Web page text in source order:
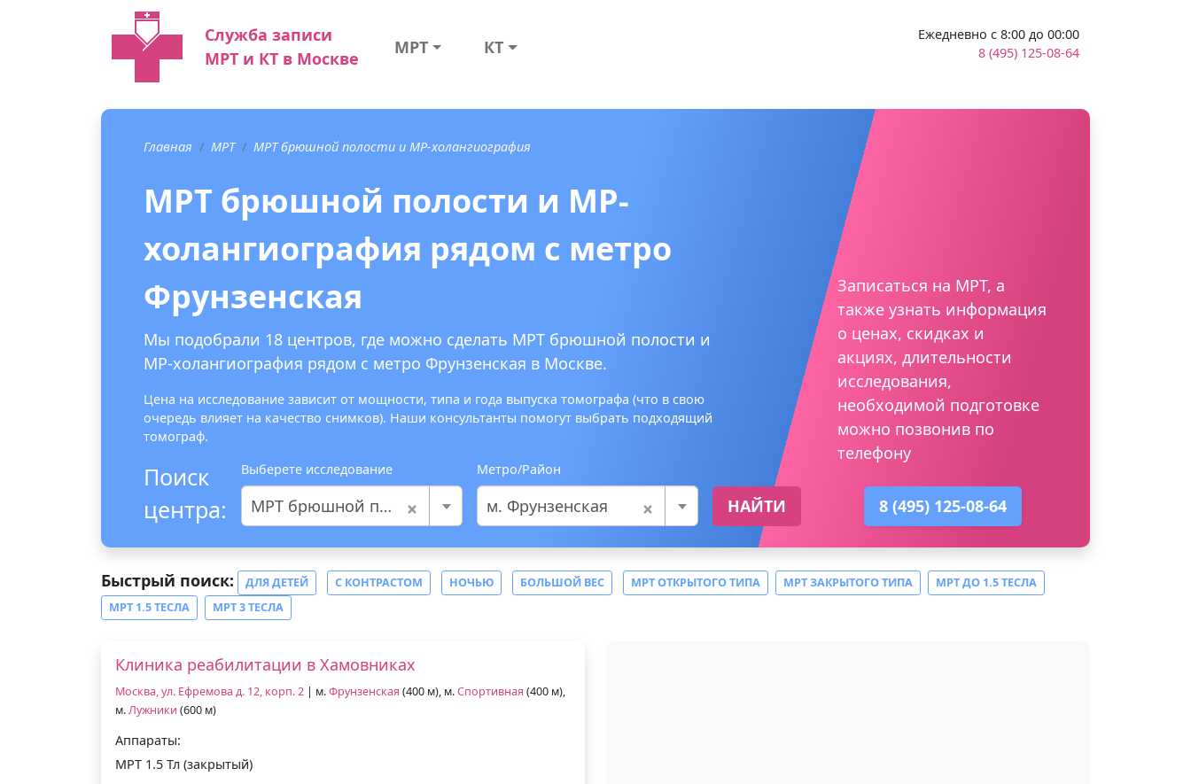
Служба записи
МРТ и КТ в Москве
МРТ КТ
Ежедневно с 8:00 до 00:00
8 (495) 125-08-64
Главная МРТ МРТ брюшной полости и МР-холангиография
МРТ брюшной полости и МР-
холангиография рядом с метро
Фрунзенская
Мы подобрали 18 центров, где можно сделать МРТ брюшной полости и
МР-холангиография рядом с метро Фрунзенская в Москве.
Цена на исследование зависит от мощности, типа и года выпуска томографа (что в свою
очередь влияет на качество снимков). Наши консультанты помогут выбрать подходящий
томограф.
Поиск
центра:
Выберете исследование
×
МРТ брюшной полости и МР-холангиография
Метро/Район
×
м. Фрунзенская НАЙТИ
Записаться на МРТ, а
также узнать информация
о ценах, скидках и
акциях, длительности
исследования,
необходимой подготовке
можно позвонив по
телефону
8 (495) 125-08-64
Быстрый поиск: ДЛЯ ДЕТЕЙ С КОНТРАСТОМ НОЧЬЮ БОЛЬШОЙ ВЕС МРТ ОТКРЫТОГО ТИПА МРТ ЗАКРЫТОГО ТИПА
МРТ ДО 1.5 ТЕСЛА
МРТ 1.5 ТЕСЛА
МРТ 3 ТЕСЛА
Клиника реабилитации в Хамовниках
Москва, ул. Ефремова д. 12, корп. 2 | м.Фрунзенская (400 м), м.Спортивная (400 м),
м.Лужники (600 м)
Аппараты:
МРТ 1.5 Тл (закрытый)